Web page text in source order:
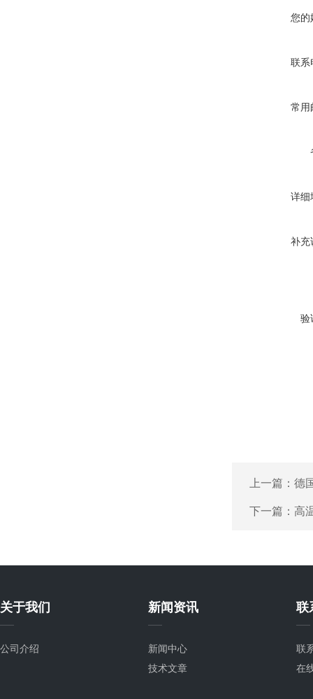
您的
联系
常用
详细
补充
验
上一篇： 德
下一篇： 高
关于我们
公司介绍
新闻资讯
新闻中心
技术文章
联
联
在